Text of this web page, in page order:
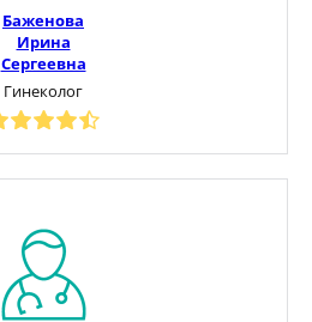
Баженова
Ирина
Сергеевна
Гинеколог